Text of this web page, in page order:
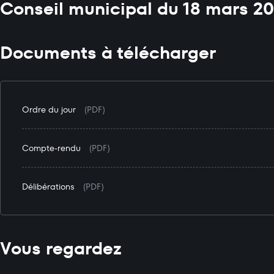
Conseil municipal du 18 mars
Documents à télécharger
Ordre du jour (PDF)
Compte-rendu (PDF)
Délibérations (PDF)
Vous regardez